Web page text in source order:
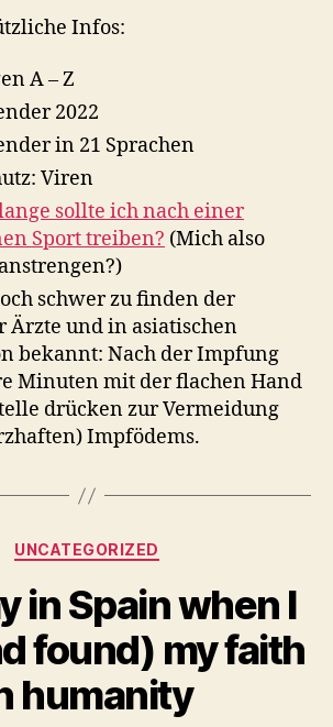
Infos:
A – Z
2022
in 21 Sprachen
Viren
sollte ich nach einer
Sport treiben? (Mich also
schwer zu finden der
Ärzte und in asiatischen
bekannt: Nach der Impfung
Minuten mit der flachen Hand
drücken zur Vermeidung
Impfödems.
Kategorien
UNCATEGORIZED
in Spain when I
found) my faith
humanity